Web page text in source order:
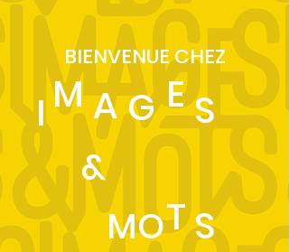
BIENVENUE CHEZ
G
I M A E S
&
MOT S